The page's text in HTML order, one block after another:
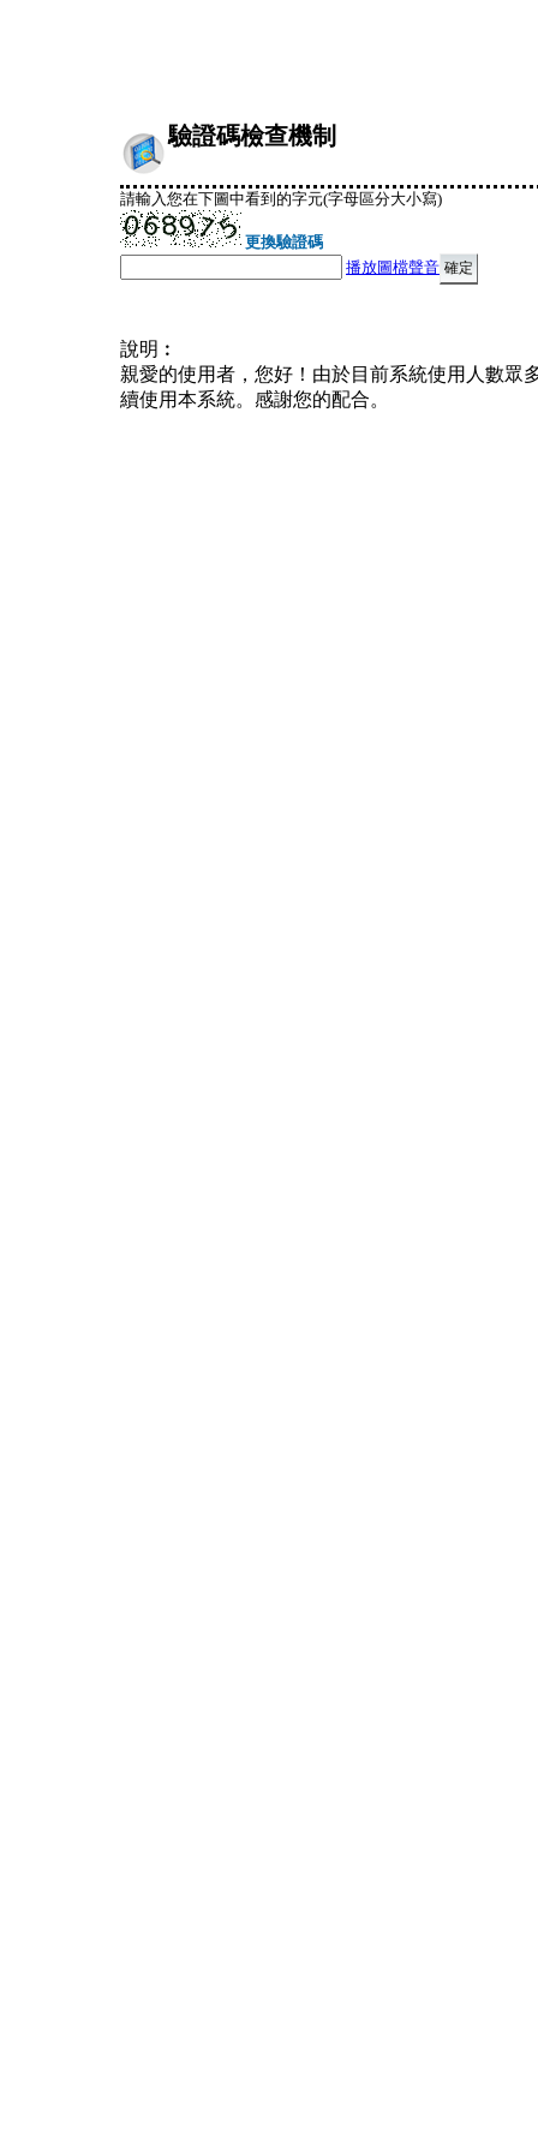
驗證碼檢查機制
請輸入您在下圖中看到的字元(字母區分大小寫)
更換驗證碼
播放圖檔聲音
說明︰
親愛的使用者，您好！由於目前系統使用人數眾
續使用本系統。感謝您的配合。